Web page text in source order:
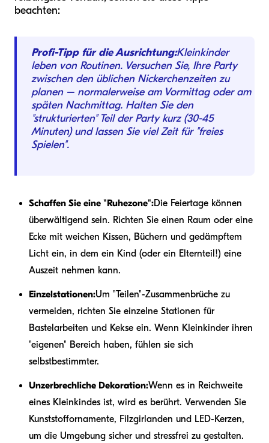
beachten:
Profi-Tipp für die Ausrichtung:Kleinkinder
leben von Routinen. Versuchen Sie, Ihre Party
zwischen den üblichen Nickerchenzeiten zu
planen – normalerweise am Vormittag oder am
späten Nachmittag. Halten Sie den
"strukturierten" Teil der Party kurz (30-45
Minuten) und lassen Sie viel Zeit für "freies
Spielen".
Schaffen Sie eine "Ruhezone":Die Feiertage können
überwältigend sein. Richten Sie einen Raum oder eine
Ecke mit weichen Kissen, Büchern und gedämpftem
Licht ein, in dem ein Kind (oder ein Elternteil!) eine
Auszeit nehmen kann.
Einzelstationen:Um "Teilen"-Zusammenbrüche zu
vermeiden, richten Sie einzelne Stationen für
Bastelarbeiten und Kekse ein. Wenn Kleinkinder ihren
"eigenen" Bereich haben, fühlen sie sich
selbstbestimmter.
Unzerbrechliche Dekoration:Wenn es in Reichweite
eines Kleinkindes ist, wird es berührt. Verwenden Sie
Kunststoffornamente, Filzgirlanden und LED-Kerzen,
um die Umgebung sicher und stressfrei zu gestalten.